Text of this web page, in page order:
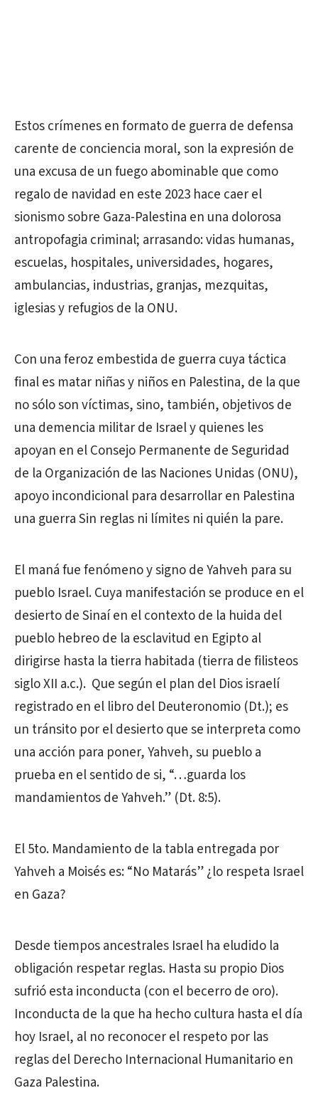
Estos crímenes en formato de guerra de defensa
carente de conciencia moral, son la expresión de
una excusa de un fuego abominable que como
regalo de navidad en este 2023 hace caer el
sionismo sobre Gaza-Palestina en una dolorosa
antropofagia criminal; arrasando: vidas humanas,
escuelas, hospitales, universidades, hogares,
ambulancias, industrias, granjas, mezquitas,
iglesias y refugios de la ONU.
Con una feroz embestida de guerra cuya táctica
final es matar niñas y niños en Palestina, de la que
no sólo son víctimas, sino, también, objetivos de
una demencia militar de Israel y quienes les
apoyan en el Consejo Permanente de Seguridad
de la Organización de las Naciones Unidas (ONU),
apoyo incondicional para desarrollar en Palestina
una guerra Sin reglas ni límites ni quién la pare.
El maná fue fenómeno y signo de Yahveh para su
pueblo Israel. Cuya manifestación se produce en el
desierto de Sinaí en el contexto de la huida del
pueblo hebreo de la esclavitud en Egipto al
dirigirse hasta la tierra habitada (tierra de filisteos
siglo XII a.c.). Que según el plan del Dios israelí
registrado en el libro del Deuteronomio (Dt.); es
un tránsito por el desierto que se interpreta como
una acción para poner, Yahveh, su pueblo a
prueba en el sentido de si, “…guarda los
mandamientos de Yahveh.” (Dt. 8:5).
El 5to. Mandamiento de la tabla entregada por
Yahveh a Moisés es: “No Matarás” ¿lo respeta Israel
en Gaza?
Desde tiempos ancestrales Israel ha eludido la
obligación respetar reglas. Hasta su propio Dios
sufrió esta inconducta (con el becerro de oro).
Inconducta de la que ha hecho cultura hasta el día
hoy Israel, al no reconocer el respeto por las
reglas del Derecho Internacional Humanitario en
Gaza Palestina.